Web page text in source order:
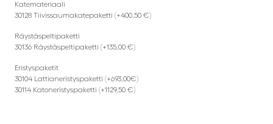
Katemateriaali
30128 Tiivissaumakatepaketti (+400,50 €)
Räystäspeltipaketti
30136 Räystäspeltipaketti (+135,00 €)
Eristyspaketit
30104 Lattianeristyspaketti (+693,00€)
30114 Katoneristyspaketti (+1129,50 €)